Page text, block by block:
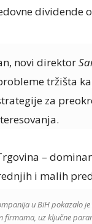
dividende
novi direktor
tržišta
za
–
i malih
u BiH pokazalo
firmama, uz ključne